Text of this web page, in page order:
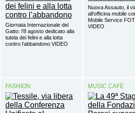
Giornata Internazionale del
Gatto: l’8 agosto dedicato alla
tutela dei felini e alla lotta
contro l’abbandono VIDEO
Nuova Assauto, il
all’officina mobile
Mobile Service
VIDEO
FASHION MUSIC CAFÈ